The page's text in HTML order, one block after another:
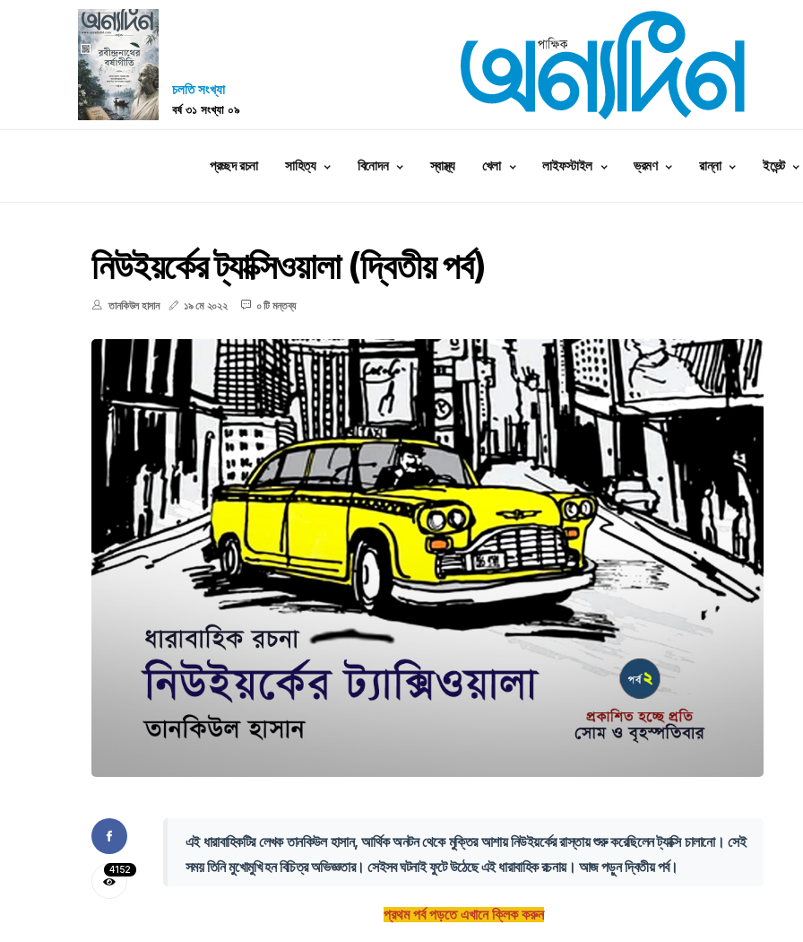
চলতি সংখ্যা
বর্ষ ৩১ সংখ্যা ০৯
প্রচ্ছদ রচনা সাহিত্য বিনোদন স্বাস্থ্য খেলা লাইফস্টাইল ভ্রমণ রান্না ইভেন্ট
নিউইয়র্কের ট্যাক্সিওয়ালা (দ্বিতীয় পর্ব)
তানকিউল হাসান ১৯ মে ২০২২ ০ টি মন্তব্য
4152
এই ধারাবাহিকটির লেখক তানকিউল হাসান, আর্থিক অনটন থেকে মুক্তির আশায় নিউইয়র্কের রাস্তায় শুরু করেছিলেন ট্যাক্সি চালানো। সেই
সময় তিনি মুখোমুখি হন বিচিত্র অভিজ্ঞতার। সেইসব ঘটনাই ফুটে উঠেছে এই ধারাবাহিক রচনায়। আজ পড়ুন দ্বিতীয় পর্ব।
প্রথম পর্ব পড়তে এখানে ক্লিক করুন